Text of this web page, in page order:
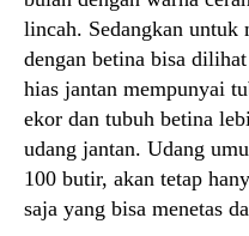
lincah. Sedangkan untuk
dengan betina bisa
hias jantan mempunyai
ekor dan tubuh betina
udang jantan. Udang
100 butir, akan tetap
saja yang bisa menetas